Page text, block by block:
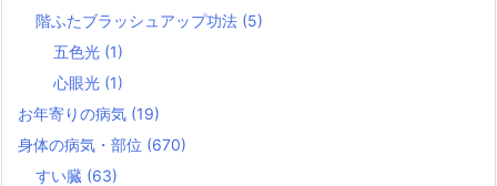
階ふたブラッシュアップ功法 (5)
五色光 (1)
心眼光 (1)
お年寄りの病気 (19)
身体の病気・部位 (670)
すい臓 (63)